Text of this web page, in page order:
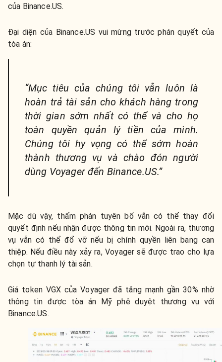
của Binance.US.
Đại diện của Binance.US vui mừng trước phán quyết của
tòa án:
“Mục tiêu của chúng tôi vẫn luôn là
hoàn trả tài sản cho khách hàng trong
thời gian sớm nhất có thể và cho họ
toàn quyền quản lý tiền của mình.
Chúng tôi hy vọng có thể sớm hoàn
thành thương vụ và chào đón người
dùng Voyager đến Binance.US.”
Mặc dù vậy, thẩm phán tuyên bố vẫn có thể thay đổi
quyết định nếu nhận được thông tin mới. Ngoài ra, thương
vụ vẫn có thể đổ vỡ nếu bị chính quyền liên bang can
thiệp. Nếu điều này xảy ra, Voyager sẽ được trao cho lựa
chọn tự thanh lý tài sản.
Giá token VGX của Voyager đã tăng mạnh gần 30% nhờ
thông tin được tòa án Mỹ phê duyệt thương vụ với
Binance.US.